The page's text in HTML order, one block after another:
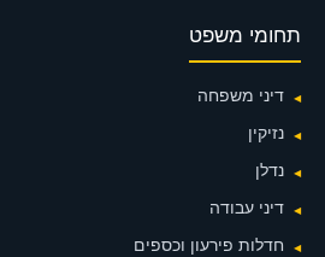
תחומי משפט
דיני משפחה
נזיקין
נדלן
דיני עבודה
חדלות פירעון וכספים